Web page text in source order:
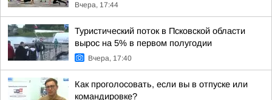
Вчера, 17:44
Туристический поток в Псковской области
вырос на 5% в первом полугодии
Вчера, 17:40
Как проголосовать, если вы в отпуске или
командировке?